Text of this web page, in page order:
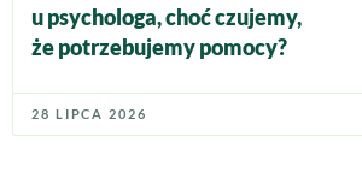
u psychologa, choć czujemy,
że potrzebujemy pomocy?
28 LIPCA 2026